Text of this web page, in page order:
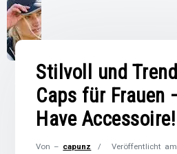
Stilvoll und
Caps für Frauen
Have Accessoire!
Von – capunz Veröffentlicht am